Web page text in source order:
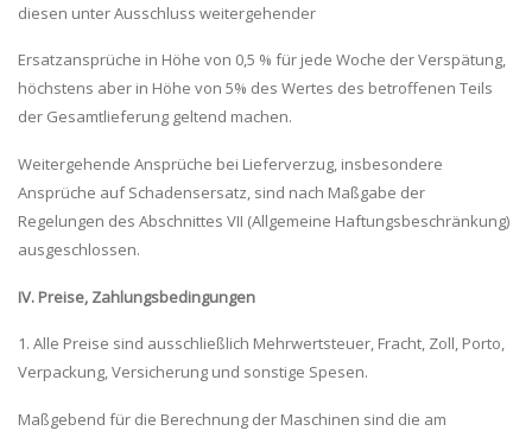
diesen unter Ausschluss weitergehender
Ersatzansprüche in Höhe von 0,5 % für jede Woche der Verspätung,
höchstens aber in Höhe von 5% des Wertes des betroffenen Teils
der Gesamtlieferung geltend machen.
Weitergehende Ansprüche bei Lieferverzug, insbesondere
Ansprüche auf Schadensersatz, sind nach Maßgabe der
Regelungen des Abschnittes VII (Allgemeine Haftungsbeschränkung)
ausgeschlossen.
IV. Preise, Zahlungsbedingungen
1. Alle Preise sind ausschließlich Mehrwertsteuer, Fracht, Zoll, Porto,
Verpackung, Versicherung und sonstige Spesen.
Maßgebend für die Berechnung der Maschinen sind die am